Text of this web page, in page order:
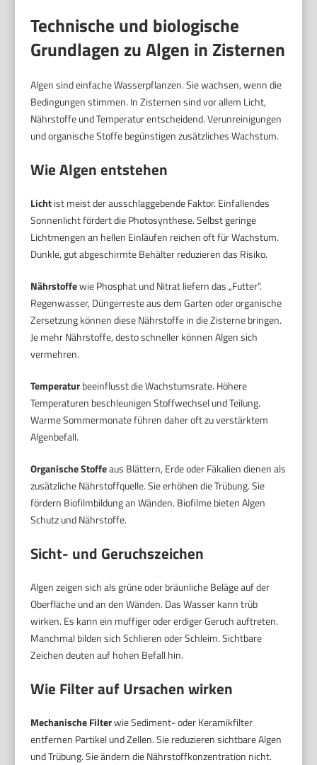
Technische und biologische
Grundlagen zu Algen in Zisternen
Algen sind einfache Wasserpflanzen. Sie wachsen, wenn die
Bedingungen stimmen. In Zisternen sind vor allem Licht,
Nährstoffe und Temperatur entscheidend. Verunreinigungen
und organische Stoffe begünstigen zusätzliches Wachstum.
Wie Algen entstehen
Lichtist meist der ausschlaggebende Faktor. Einfallendes
Sonnenlicht fördert die Photosynthese. Selbst geringe
Lichtmengen an hellen Einläufen reichen oft für Wachstum.
Dunkle, gut abgeschirmte Behälter reduzieren das Risiko.
Nährstoffewie Phosphat und Nitrat liefern das „Futter“.
Regenwasser, Düngerreste aus dem Garten oder organische
Zersetzung können diese Nährstoffe in die Zisterne bringen.
Je mehr Nährstoffe, desto schneller können Algen sich
vermehren.
Temperaturbeeinflusst die Wachstumsrate. Höhere
Temperaturen beschleunigen Stoffwechsel und Teilung.
Warme Sommermonate führen daher oft zu verstärktem
Algenbefall.
Organische Stoffeaus Blättern, Erde oder Fäkalien dienen als
zusätzliche Nährstoffquelle. Sie erhöhen die Trübung. Sie
fördern Biofilmbildung an Wänden. Biofilme bieten Algen
Schutz und Nährstoffe.
Sicht- und Geruchszeichen
Algen zeigen sich als grüne oder bräunliche Beläge auf der
Oberfläche und an den Wänden. Das Wasser kann trüb
wirken. Es kann ein muffiger oder erdiger Geruch auftreten.
Manchmal bilden sich Schlieren oder Schleim. Sichtbare
Zeichen deuten auf hohen Befall hin.
Wie Filter auf Ursachen wirken
Mechanische Filterwie Sediment- oder Keramikfilter
entfernen Partikel und Zellen. Sie reduzieren sichtbare Algen
und Trübung. Sie ändern die Nährstoffkonzentration nicht.